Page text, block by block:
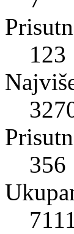
123
356